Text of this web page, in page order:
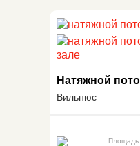
Натяжной
Вильнюс
Площадь